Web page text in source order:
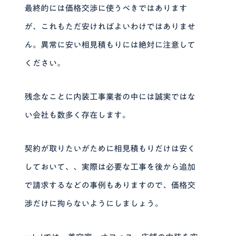
最終的には価格交渉に使うべきではあります
が、これもただ安ければよいわけではありませ
ん。異常に安い相見積もりには絶対に注意して
ください。
残念なことに内装工事業者の中には誠実ではな
い会社も数多く存在します。
契約が取りたいがために相見積もりだけは安く
しておいて、、実際は必要な工事を後から追加
で請求するなどの事例もありますので、価格交
渉だけに拘らないようにしましょう。